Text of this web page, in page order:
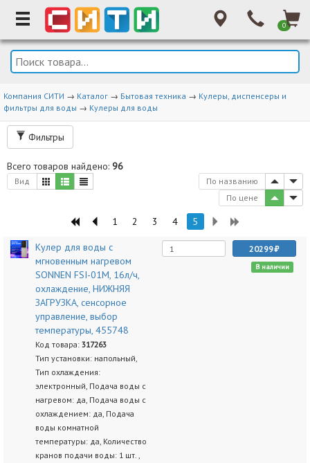
0
Компания СИТИ → Каталог → Бытовая техника → Кулеры, диспенсеры и
фильтры для воды → Кулеры для воды
Фильтры
Всего товаров найдено: 96
Вид
По названию
По цене
1 2 3 4 5
Кулер для воды с
мгновенным нагревом
SONNEN FSI-01M, 16л/ч,
охлаждение, НИЖНЯЯ
ЗАГРУЗКА, сенсорное
управление, выбор
температуры, 455748
Код товара: 317263
Тип установки: напольный,
Тип охлаждения:
электронный, Подача воды с
нагревом: да, Подача воды с
охлаждением: да, Подача
воды комнатной
температуры: да, Количество
кранов подачи воды: 1 шт. ,
20299
В наличии